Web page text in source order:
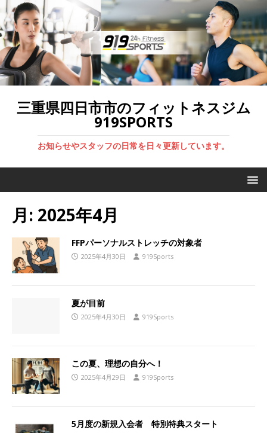
三重県四日市市のフィットネスジム
919SPORTS
お知らせやスタッフの日常を日々更新しています。
月: 2025年4月
FFPパーソナルストレッチの対象者
2025年4月30日 919Sports
夏が目前
2025年4月30日 919Sports
この夏、理想の自分へ！
2025年4月29日 919Sports
5月度の新規入会者 特別特典スタート